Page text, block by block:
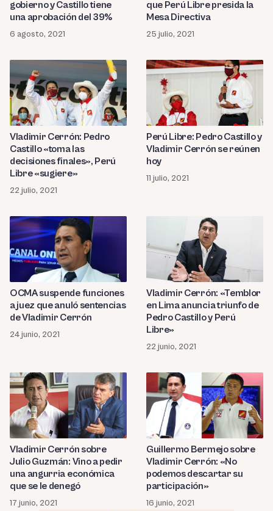
gobierno y Castillo tiene
una aprobación del 39%
6 agosto, 2021
que Perú Libre presida la
Mesa Directiva
25 julio, 2021
Vladimir Cerrón: Pedro
Castillo «toma las
decisiones finales», Perú
Libre «sugiere»
22 julio, 2021
Perú Libre: Pedro Castillo y
Vladimir Cerrón se reúnen
hoy
11 julio, 2021
OCMA suspende funciones
a juez que anuló sentencias
de Vladimir Cerrón
24 junio, 2021
Vladimir Cerrón: «Temblor
en Lima anuncia triunfo de
Pedro Castillo y Perú
Libre»
22 junio, 2021
Vladimir Cerrón sobre
Julio Guzmán: Vino a pedir
una angurria económica
que se le denegó
17 junio, 2021
Guillermo Bermejo sobre
Vladimir Cerrón: «No
podemos descartar su
participación»
16 junio, 2021